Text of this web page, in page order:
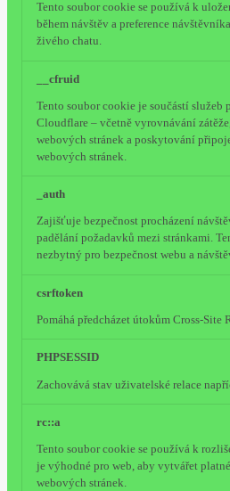
Tento soubor cookie se používá k
během návštěv a preference
živého chatu.
__cfruid
Tento soubor cookie je součástí
Cloudflare – včetně vyrovnávání
webových stránek a poskytování
webových stránek.
_auth
Zajišťuje bezpečnost procházení
padělání požadavků mezi stránkami.
nezbytný pro bezpečnost webu a
csrftoken
Pomáhá předcházet útokům Cross-Site
PHPSESSID
Zachovává stav uživatelské relace
rc::a
Tento soubor cookie se používá k
je výhodné pro web, aby vytvářet
webových stránek.